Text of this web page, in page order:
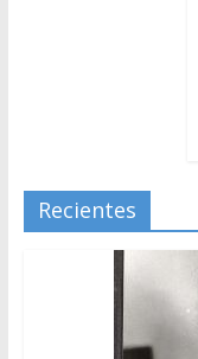
Recientes